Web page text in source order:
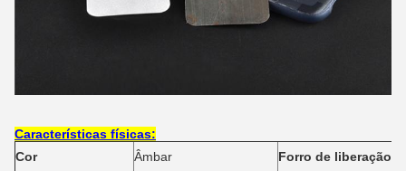
Características físicas:
Cor
Âmbar Forro de liberação